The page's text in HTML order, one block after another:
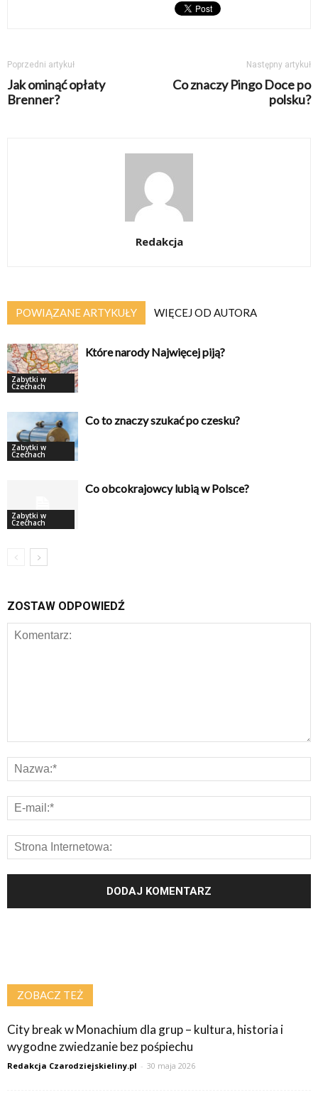
Poprzedni artykuł
Jak ominąć opłaty
Brenner?
Następny artykuł
Co znaczy Pingo Doce po
polsku?
Redakcja
POWIĄZANE ARTYKUŁY WIĘCEJ OD AUTORA
Zabytki w
Czechach
Które narody Najwięcej piją?
Zabytki w
Czechach
Co to znaczy szukać po czesku?
Zabytki w
Czechach
Co obcokrajowcy lubią w Polsce?
ZOSTAW ODPOWIEDŹ
ZOBACZ TEŻ
City break w Monachium dla grup – kultura, historia i
wygodne zwiedzanie bez pośpiechu
Redakcja Czarodziejskieliny.pl - 30 maja 2026